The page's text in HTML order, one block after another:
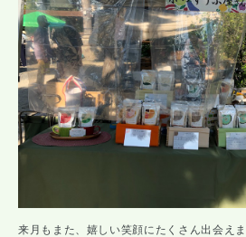
来月もまた、嬉しい笑顔にたくさん出会えま